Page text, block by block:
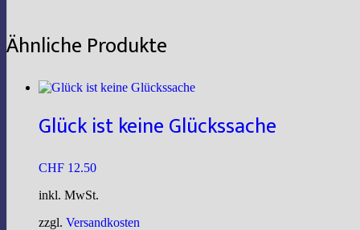
Ähnliche Produkte
Glück ist keine Glückssache
CHF 12.50
inkl. MwSt.
zzgl. Versandkosten